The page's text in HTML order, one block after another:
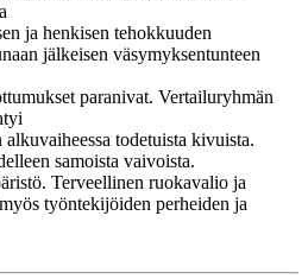
ja henkisen tehokkuuden
jälkeisen väsymyksentunteen
paranivat. Vertailuryhmän
todetuista kivuista.
samoista vaivoista.
Terveellinen ruokavalio ja
työntekijöiden perheiden ja